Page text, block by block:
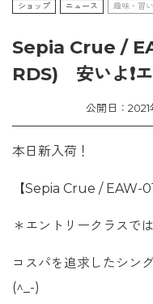
ショップ ニュース 趣味・習
Sepia Crue /
RDS) 安いよ❗エ
公開日：
本日新入荷！
【Sepia Crue / EAW-
＊エントリークラスで
コスパを追求したシン
(^_-)